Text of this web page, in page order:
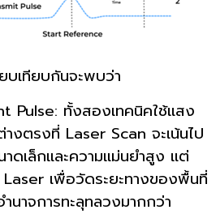
บเทียบกันจะพบว่า
Pulse: ทั้งสองเทคนิคใช้แสง
างตรงที่ Laser Scan จะเน้นไป
าดเล็กและความแม่นยำสูง แต่
Laser เพื่อวัดระยะทางของพื้นที่
าจการทะลุทลวงมากกว่า